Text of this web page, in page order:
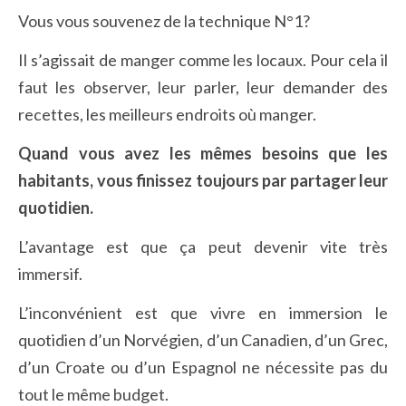
Vous vous souvenez de la technique N°1?
Il s’agissait de manger comme les locaux. Pour cela il
faut les observer, leur parler, leur demander des
recettes, les meilleurs endroits où manger.
Quand vous avez les mêmes besoins que les
habitants, vous finissez toujours par partager leur
quotidien.
L’avantage est que ça peut devenir vite très
immersif.
L’inconvénient est que vivre en immersion le
quotidien d’un Norvégien, d’un Canadien, d’un Grec,
d’un Croate ou d’un Espagnol ne nécessite pas du
tout le même budget.